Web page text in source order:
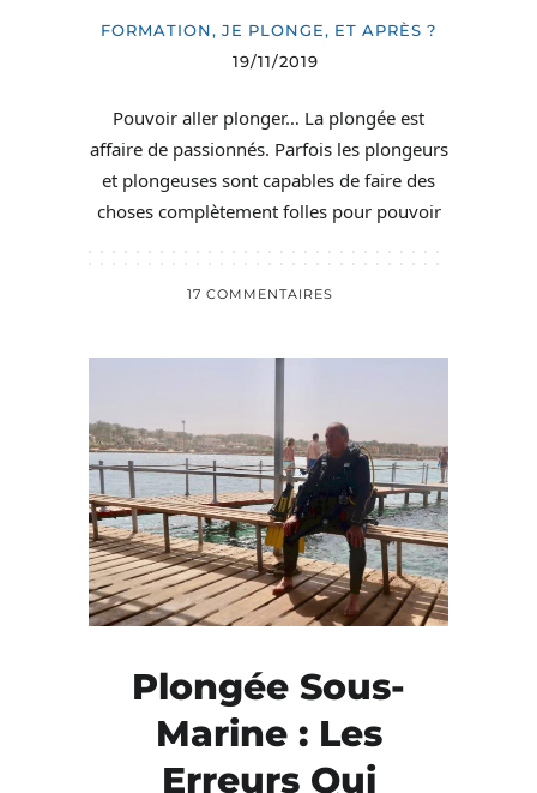
FORMATION, JE PLONGE, ET APRÈS ?
19/11/2019
Pouvoir aller plonger… La plongée est
affaire de passionnés. Parfois les plongeurs
et plongeuses sont capables de faire des
choses complètement folles pour pouvoir
17 COMMENTAIRES
Plongée Sous-
Marine : Les
Erreurs Qui